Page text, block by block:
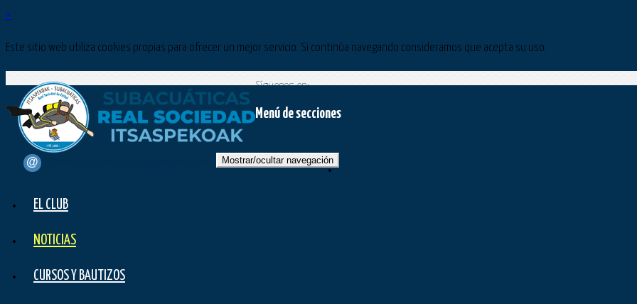
×
Este sitio web utiliza cookies propias para ofrecer un mejor servicio. Si continúa navegando consideramos que acepta su uso.
Síguenos en:
Menú de secciones
Mostrar/ocultar navegación
EL CLUB
NOTICIAS
CURSOS Y BAUTIZOS